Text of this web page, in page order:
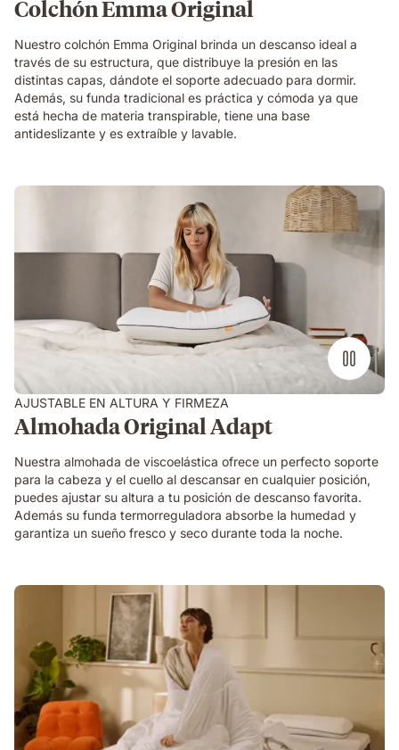
Colchón Emma Original
Nuestro colchón Emma Original brinda un descanso ideal a
través de su estructura, que distribuye la presión en las
distintas capas, dándote el soporte adecuado para dormir.
Además, su funda tradicional es práctica y cómoda ya que
está hecha de materia transpirable, tiene una base
antideslizante y es extraíble y lavable.
mujer
de
una
cama
AJUSTABLE EN ALTURA Y FIRMEZA
Almohada Original Adapt
Nuestra almohada de viscoelástica ofrece un perfecto soporte
para la cabeza y el cuello al descansar en cualquier posición,
puedes ajustar su altura a tu posición de descanso favorita.
Además su funda termorreguladora absorbe la humedad y
garantiza un sueño fresco y seco durante toda la noche.